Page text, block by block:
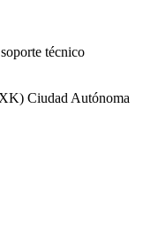
técnico
Ciudad Autónoma